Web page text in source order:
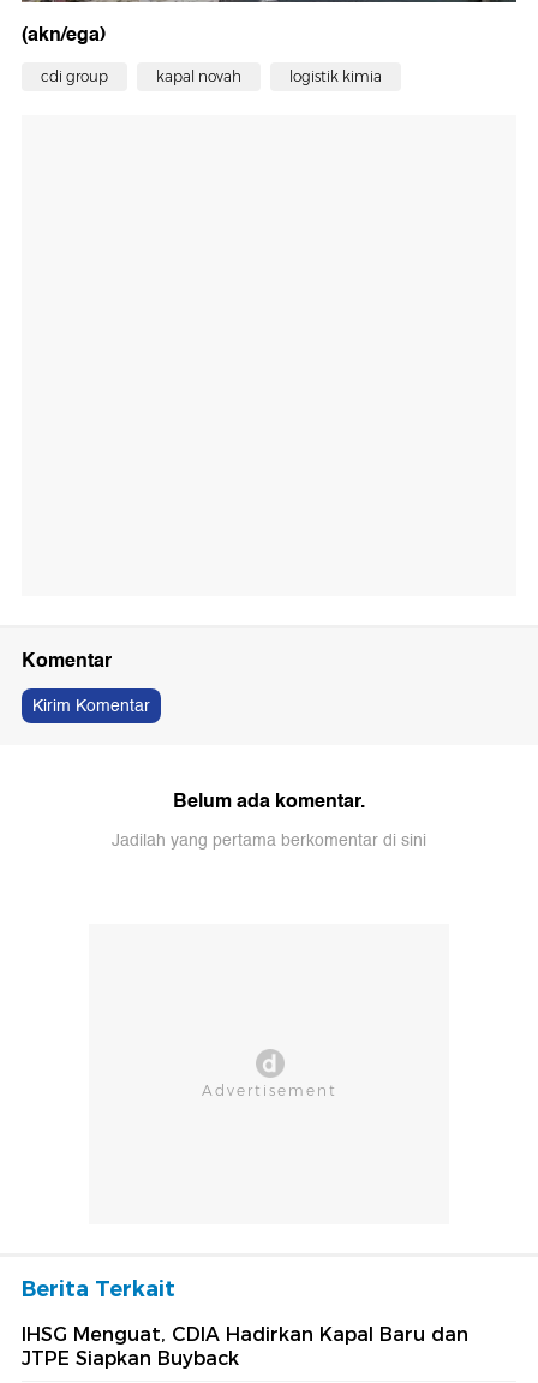
(akn/ega)
cdi group kapal novah logistik kimia
Komentar
Kirim Komentar
Belum ada komentar.
Jadilah yang pertama berkomentar di sini
Berita Terkait
IHSG Menguat, CDIA Hadirkan Kapal Baru dan
JTPE Siapkan Buyback